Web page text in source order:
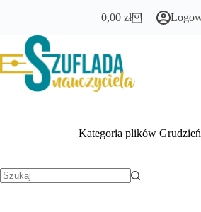
Koszyk
0,00zł
Kategoria plikówGrudzień